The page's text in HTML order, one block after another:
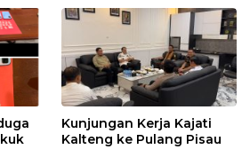
Kunjungan Kerja Kajati
Kalteng ke Pulang Pisau